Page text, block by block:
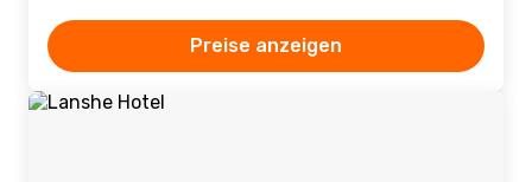
Preise anzeigen